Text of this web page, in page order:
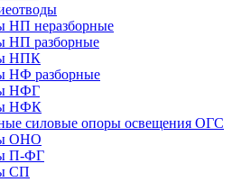
НП неразборные
НП разборные
НПК
НФ разборные
НФГ
НФК
силовые опоры освещения ОГС
ОНО
П-ФГ
СП